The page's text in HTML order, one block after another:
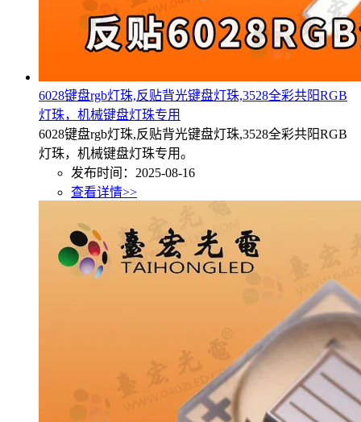
6028键盘rgb灯珠,反贴背光键盘灯珠,3528全彩共阳RGB
灯珠，机械键盘灯珠专用
6028键盘rgb灯珠,反贴背光键盘灯珠,3528全彩共阳RGB
灯珠，机械键盘灯珠专用。
发布时间：2025-08-16
查看详情>>